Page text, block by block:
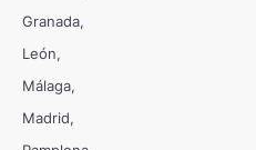
Granada
León
Málaga
Madrid